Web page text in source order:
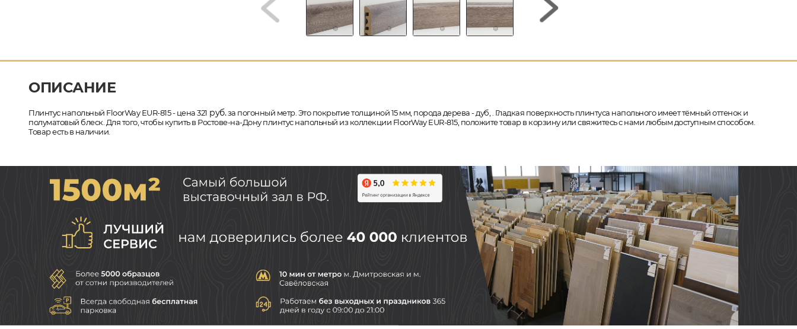
ОПИСАНИЕ
Плинтус напольный FloorWay EUR-815 - цена 321 руб.за погонный метр. Это покрытие толщиной 15 мм, порода дерева - дуб, . Гладкая поверхность плинтуса напольного имеет тёмный оттенок и
полуматовый блеск. Для того, чтобы купить в Ростове-на-Дону плинтус напольный из коллекции FloorWay EUR-815, положите товар в корзину или свяжитесь с нами любым доступным способом.
Товар есть в наличии.